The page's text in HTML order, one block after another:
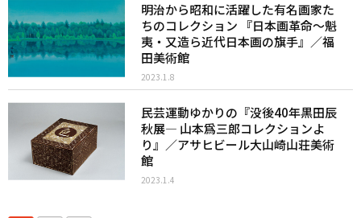
明治から昭和に活躍した有名画家た
ちのコレクション 『日本画革命～魁
夷・又造ら近代日本画の旗手』／福
田美術館
2023.1.8
民芸運動ゆかりの『没後40年黒田辰
秋展― 山本爲三郎コレクションよ
り』／アサヒビール大山崎山荘美術
館
2023.1.4